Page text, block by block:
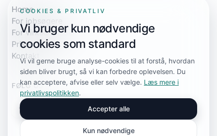
Home
For jobsøgere
For virksomheder
Priser
Kontakt
FØLG OS
COOKIES & PRIVATLIV
Vi bruger kun nødvendige
cookies som standard
Vi vil gerne bruge analyse-cookies til at forstå, hvordan
siden bliver brugt, så vi kan forbedre oplevelsen. Du
kan acceptere, afvise eller selv vælge. Læs mere i
privatlivspolitikken.
Accepter alle
Kun nødvendige